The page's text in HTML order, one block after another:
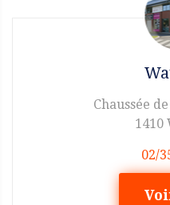
Chaussée
1410
02/